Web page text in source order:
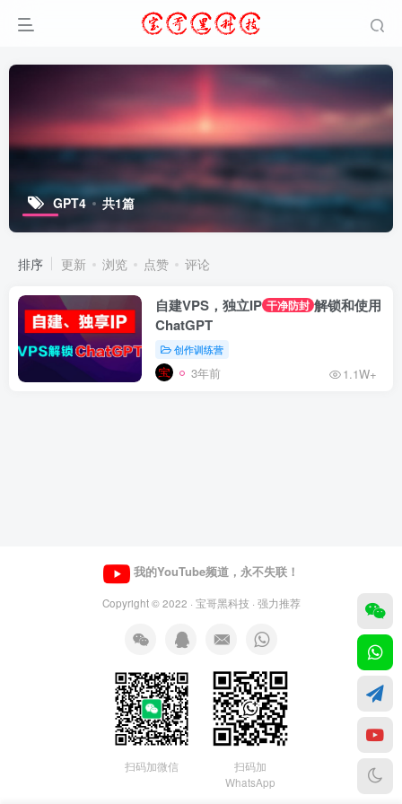
GPT4 共1篇
排序 更新 浏览 点赞 评论
自建VPS，独立IP 干净防封 解锁和使用
ChatGPT
创作训练营
3年前 1.1W+
我的YouTube频道，永不失联！
Copyright © 2022 · 宝哥黑科技 · 强力推荐
扫码加微信
扫码加
WhatsApp